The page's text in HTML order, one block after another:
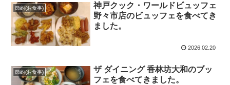
節約(お食事)
神戸クック・ワールドビュッフェ
野々市店のビュッフェを食べてき
ました。
2026.02.20
節約(お食事)
ザ ダイニング 香林坊大和のブッ
フェを食べてきました。